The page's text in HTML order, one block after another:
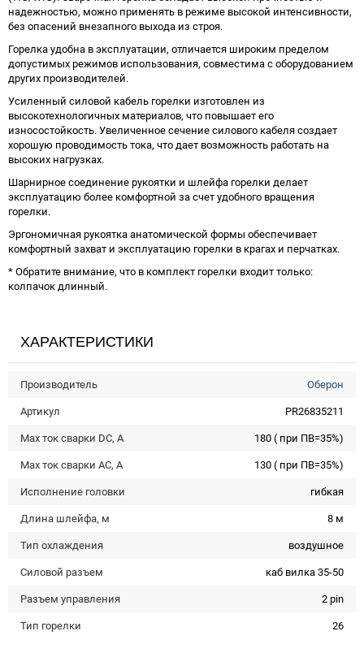
надежностью, можно применять в режиме высокой интенсивности,
без опасений внезапного выхода из строя.
Горелка удобна в эксплуатации, отличается широким пределом
допустимых режимов использования, совместима с оборудованием
других производителей.
Усиленный силовой кабель горелки изготовлен из
высокотехнологичных материалов, что повышает его
износостойкость. Увеличенное сечение силового кабеля создает
хорошую проводимость тока, что дает возможность работать на
высоких нагрузках.
Шарнирное соединение рукоятки и шлейфа горелки делает
эксплуатацию более комфортной за счет удобного вращения
горелки.
Эргономичная рукоятка анатомической формы обеспечивает
комфортный захват и эксплуатацию горелки в крагах и перчатках.
* Обратите внимание, что в комплект горелки входит только:
колпачок длинный.
ХАРАКТЕРИСТИКИ
Производитель Оберон
Артикул PR26835211
Max ток сварки DC, А 180 ( при ПВ=35%)
Max ток сварки AC, А 130 ( при ПВ=35%)
Исполнение головки гибкая
Длина шлейфа, м 8 м
Тип охлаждения воздушное
Силовой разъем каб вилка 35-50
Разъем управления 2 pin
Тип горелки 26